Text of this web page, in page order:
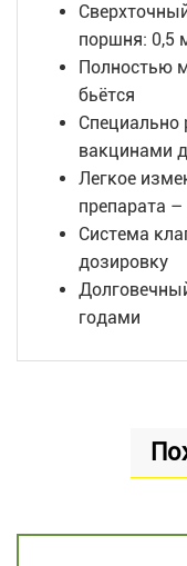
поршня: 0,5
Полностью
бьётся
Специально
вакцинами
Легкое
препарата
Система
дозировку
годами